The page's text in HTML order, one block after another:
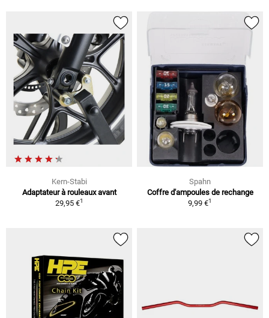
Kern-Stabi
Adaptateur à rouleaux avant
29,95 €1
Spahn
Coffre d'ampoules de rechange
9,99 €1